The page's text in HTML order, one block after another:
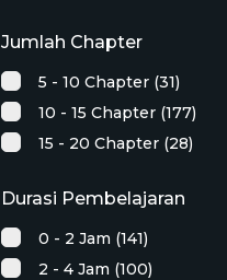
Jumlah Chapter
5 - 10 Chapter (31)
10 - 15 Chapter (177)
15 - 20 Chapter (28)
Durasi Pembelajaran
0 - 2 Jam (141)
2 - 4 Jam (100)